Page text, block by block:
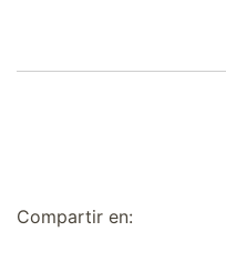
Compartir en: